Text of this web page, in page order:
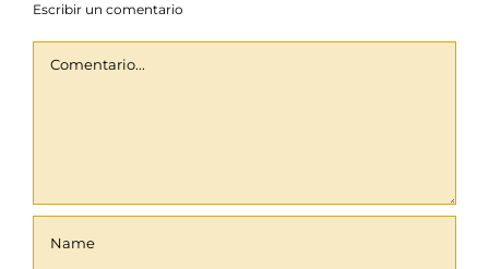
Escribir un comentario